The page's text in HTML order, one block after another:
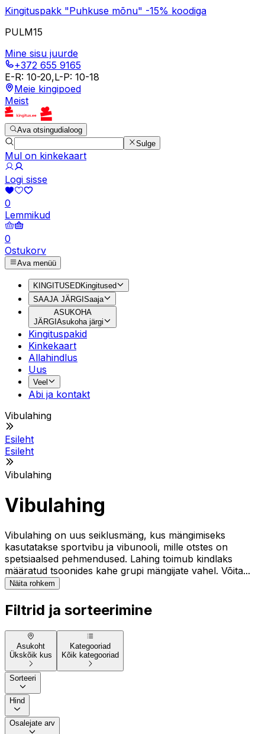
Kingituspakk "Puhkuse mõnu" -15% koodiga
PULM15
Mine sisu juurde
+372 655 9165
E-R: 10-20,L-P: 10-18
Meie kingipoed
Meist
Ava otsingudialoog
Sulge
Mul on kinkekaart
Logi sisse
0
Lemmikud
0
Ostukorv
Ava menüü
KINGITUSEDKingitused
SAAJA JÄRGISaaja
ASUKOHA
JÄRGI Asukoha järgi
Kingituspakid
Kinkekaart
Allahindlus
Uus
Veel
Abi ja kontakt
Vibulahing
Esileht
Esileht
Vibulahing
Vibulahing
Vibulahing on uus seiklusmäng, kus mängimiseks
kasutatakse sportvibu ja vibunooli, mille otstes on
spetsiaalsed pehmendused. Lahing toimub kindlaks
määratud tsoonides kahe grupi mängijate vahel. Võita...
Näita rohkem
Filtrid ja sorteerimine
Asukoht
Ükskõik kus
Kategooriad
Kõik kategooriad
Sorteeri
Hind
Osalejate arv